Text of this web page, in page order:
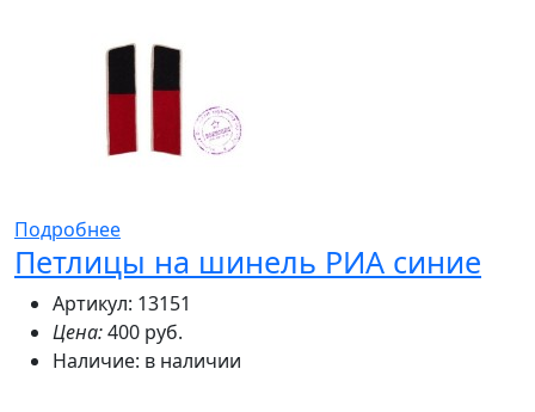
Подробнее
Петлицы на шинель РИА синие
Артикул: 13151
Цена:400 руб.
Наличие: в наличии